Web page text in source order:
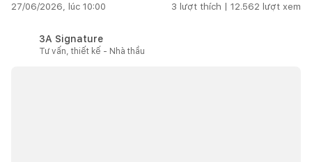
27/06/2026, lúc 10:00 3 lượt thích | 12.562 lượt xem
3A Signature
Tư vấn, thiết kế - Nhà thầu